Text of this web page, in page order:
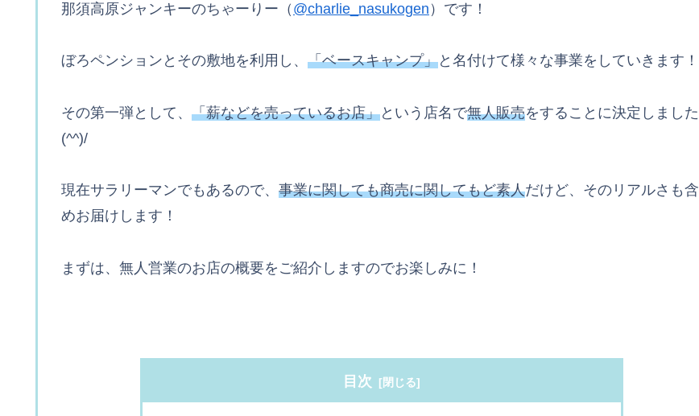
那須高原ジャンキーのちゃーりー（ @charlie_nasukogen ）です！
ぼろペンションとその敷地を利用し、 「ベースキャンプ」と名付けて様々な事業をしていきます！
その第一弾として、 「薪などを売っているお店」という店名で無人販売をすることに決定しました
(^^)/
現在サラリーマンでもあるので、 事業に関しても商売に関してもど素人だけど、そのリアルさも含
めお届けします！
まずは、無人営業のお店の概要をご紹介しますのでお楽しみに！
目次